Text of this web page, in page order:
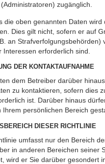
zugänglich.
die oben genannten Daten
Dies gilt nicht, sofern er auf
an
Interessen erforderlich sind.
DER KONTAKTAUFNAHME
dem Betreiber darüber
zu kontaktieren, sofern dies
ist. Darüber hinaus
Ihrem persönlichen Bereich
DIESER RICHTLINIE
umfasst nur den Bereich
in anderen Bereichen seiner
wird er Sie darüber gesondert